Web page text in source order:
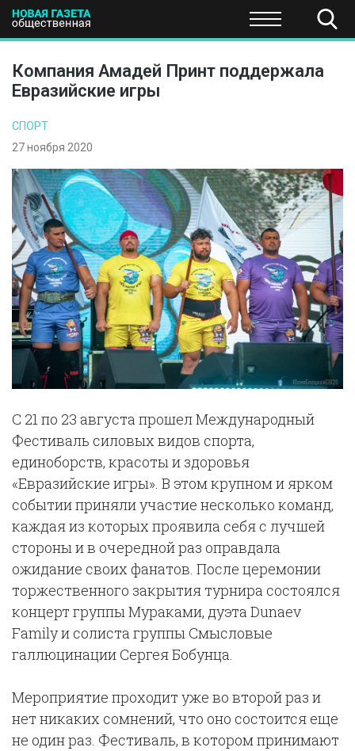
ПОЛИТИКА ЭКОНОМИКА НАУКА И
Компания Амадей Принт поддержала
Евразийские игры
СПОРТ
27 ноября 2020
С 21 по 23 августа прошел Международный
Фестиваль силовых видов спорта,
единоборств, красоты и здоровья
«Евразийские игры». В этом крупном и ярком
событии приняли участие несколько команд,
каждая из которых проявила себя с лучшей
стороны и в очередной раз оправдала
ожидание своих фанатов. После церемонии
торжественного закрытия турнира состоялся
концерт группы Мураками, дуэта Dunaev
Family и солиста группы Смысловые
галлюцинации Сергея Бобунца.
Мероприятие проходит уже во второй раз и
нет никаких сомнений, что оно состоится еще
не один раз. Фестиваль, в котором принимают